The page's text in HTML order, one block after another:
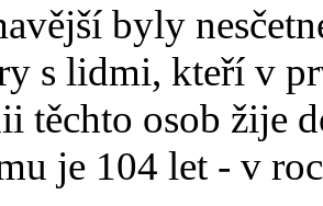
byly
s lidmi, kteří v
těchto osob žije
je 104 let - v